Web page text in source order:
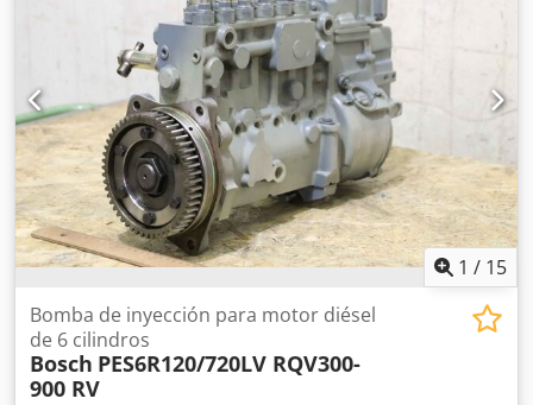
1 / 15
Bomba de inyección para motor diésel
de 6 cilindros
Bosch PES6R120/720LV RQV300-
900 RV